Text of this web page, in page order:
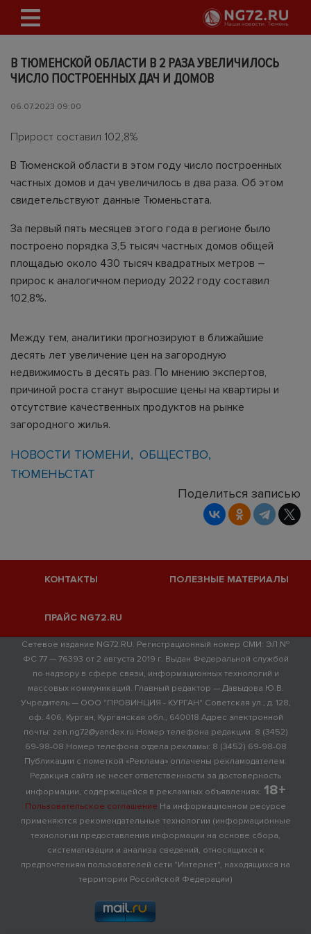
В ТЮМЕНСКОЙ ОБЛАСТИ В 2 РАЗА УВЕЛИЧИЛОСЬ
ЧИСЛО ПОСТРОЕННЫХ ДАЧ И ДОМОВ
06.07.2023 09:00
Прирост составил 102,8%
В Тюменской области в этом году число построенных
частных домов и дач увеличилось в два раза. Об этом
свидетельствуют данные Тюменьстата.
За первый пять месяцев этого года в регионе было
построено порядка 3,5 тысяч частных домов общей
площадью около 430 тысяч квадратных метров –
прирос к аналогичном периоду 2022 году составил
102,8%.
Между тем, аналитики прогнозируют в ближайшие
десять лет увеличение цен на загородную
недвижимость в десять раз. По мнению экспертов,
причиной роста станут выросшие цены на квартиры и
отсутствие качественных продуктов на рынке
загородного жилья.
НОВОСТИ ТЮМЕНИ
ОБЩЕСТВО
ТЮМЕНЬСТАТ
Поделиться записью
КОНТАКТЫ ПОЛЕЗНЫЕ МАТЕРИАЛЫ
ПРАЙС NG72.RU
Сетевое издание NG72.RU. Регистрационный номер СМИ: ЭЛ №
ФС 77 — 76393 от 2 августа 2019 г. Выдан Федеральной службой
по надзору в сфере связи, информационных технологий и
массовых коммуникаций. Главный редактор — Давыдова Ю.В.
Учредитель — ООО "ПРОВИНЦИЯ - КУРГАН" Советская ул., д. 128,
оф. 406, Курган, Курганская обл., 640018 Адрес электронной
почты: zen.ng72@yandex.ru Номер телефона редакции: 8 (3452)
69-98-08 Номер телефона отдела рекламы: 8 (3452) 69-98-08
Публикации с пометкой «Реклама» оплачены рекламодателем.
Редакция сайта не несет ответственности за достоверность
информации, содержащейся в рекламных объявлениях. 18+
Пользовательское соглашение На информационном ресурсе
применяются рекомендательные технологии (информационные
технологии предоставления информации на основе сбора,
систематизации и анализа сведений, относящихся к
предпочтениям пользователей сети "Интернет", находящихся на
территории Российской Федерации)